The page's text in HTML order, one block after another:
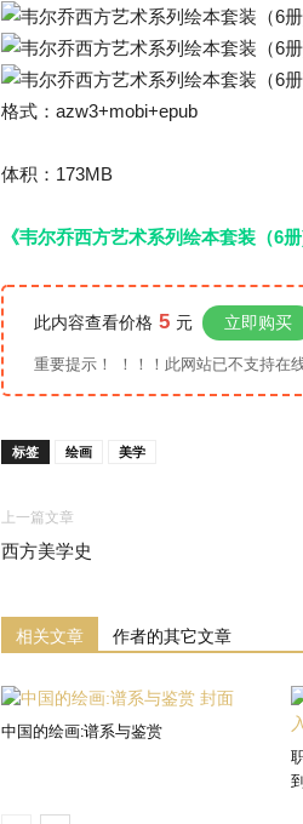
格式：azw3+mobi+epub
体积：173MB
《韦尔乔西方艺术系列绘本套装（6
此内容查看价格 5 元 立即购买
重要提示！ ！！！此网站已不支持在
标签 绘画 美学
上一篇文章
西方美学史
相关文章 作者的其它文章
中国的绘画:谱系与鉴赏